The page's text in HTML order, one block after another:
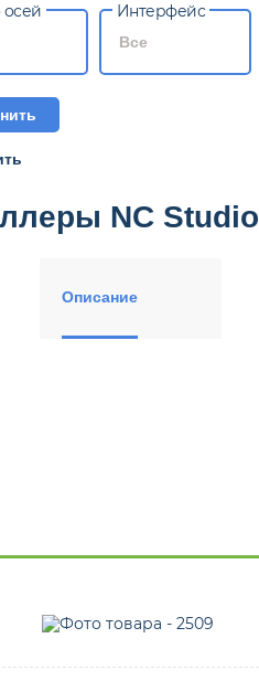
осей Интерфейс
Все
NC Studio
Описание